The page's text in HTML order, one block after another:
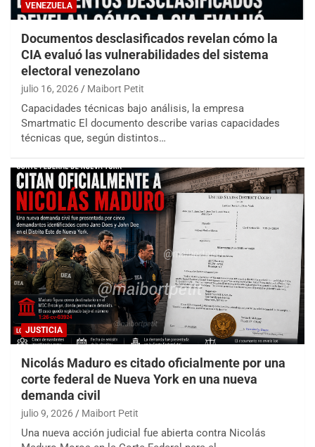
VENEZUELA
Documentos desclasificados revelan cómo la
CIA evaluó las vulnerabilidades del sistema
electoral venezolano
julio 16, 2026 Maibort Petit
Capacidades técnicas bajo análisis, la empresa
Smartmatic El documento describe varias capacidades
técnicas que, según distintos…
JUSTICIA
Nicolás Maduro es citado oficialmente por una
corte federal de Nueva York en una nueva
demanda civil
julio 9, 2026 Maibort Petit
Una nueva acción judicial fue abierta contra Nicolás